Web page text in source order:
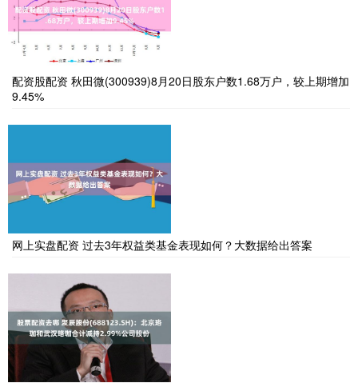
配资股配资 秋田微(300939)8月20日股东户数1.68万户，较上期增加
9.45%
网上实盘配资 过去3年权益类基金表现如何？大数据给出答案